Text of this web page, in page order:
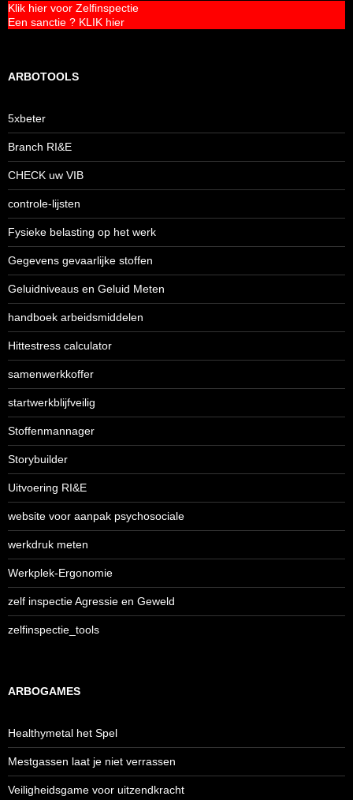
Klik hier voor Zelfinspectie
Een sanctie ? KLIK hier
ARBOTOOLS
5xbeter
Branch RI&E
CHECK uw VIB
controle-lijsten
Fysieke belasting op het werk
Gegevens gevaarlijke stoffen
Geluidniveaus en Geluid Meten
handboek arbeidsmiddelen
Hittestress calculator
samenwerkkoffer
startwerkblijfveilig
Stoffenmannager
Storybuilder
Uitvoering RI&E
website voor aanpak psychosociale
werkdruk meten
Werkplek-Ergonomie
zelf inspectie Agressie en Geweld
zelfinspectie_tools
ARBOGAMES
Healthymetal het Spel
Mestgassen laat je niet verrassen
Veiligheidsgame voor uitzendkracht